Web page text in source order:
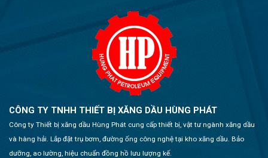
CÔNG TY TNHH THIẾT BỊ XĂNG DẦU HÙNG PHÁT
Công ty Thiết bị xăng dầu Hùng Phát cung cấp thiết bị, vật tư ngành xăng dầu
và hàng hải. Lắp đặt trụ bơm, đường ống công nghệ tại kho xăng dầu. Bảo
dưỡng, ao lường, hiệu chuẩn đồng hồ lưu lượng kế.